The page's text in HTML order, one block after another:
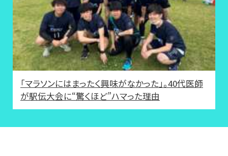
「マラソンにはまったく興味がなかった」。40代医師
が駅伝大会に“驚くほど”ハマった理由